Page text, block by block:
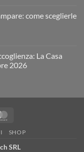
come sceglierle
La Casa
2026
SHOP
SRL